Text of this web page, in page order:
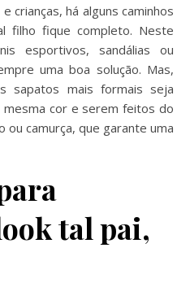
crianças, há alguns caminhos
filho fique completo. Neste
esportivos, sandálias ou
uma boa solução. Mas,
sapatos mais formais seja
cor e serem feitos do
ou camurça, que garante uma
tal pai,